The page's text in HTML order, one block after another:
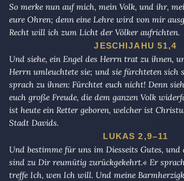
So merke nun auf mich, mein Volk, und ihr,
eure Ohren; denn eine Lehre wird von mir
Recht will ich zum Licht der Völker aufrichten.
JESCHIJAHU 51,4
Und siehe, ein Engel des Herrn trat zu ihnen,
Herrn umleuchtete sie; und sie fürchteten sich
sprach zu ihnen: Fürchtet euch nicht! Denn
euch große Freude, die dem ganzen Volk
ist heute ein Retter geboren, welcher ist
Stadt Davids.
LUKAS 2,9–11
Und bestimme für uns im Diesseits Gutes, und
sind zu Dir reumütig zurückgekehrt.« Er
treffe Ich, wen Ich will. Und meine